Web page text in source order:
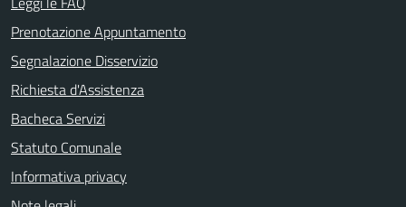
Prenotazione Appuntamento
Segnalazione Disservizio
Richiesta d'Assistenza
Bacheca Servizi
Statuto Comunale
Informativa privacy